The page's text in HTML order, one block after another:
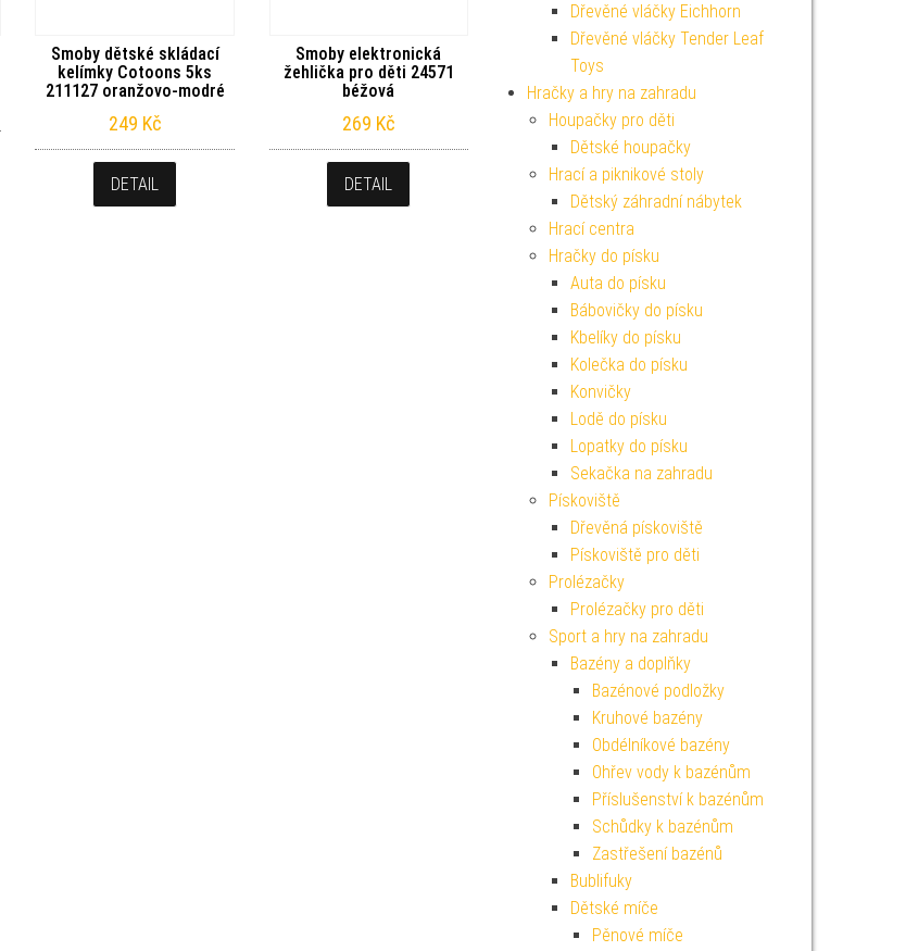
Smoby dětské skládací
kelímky Cotoons 5ks
211127 oranžovo-modré
249 Kč
DETAIL
Smoby elektronická
žehlička pro děti 24571
béžová
269 Kč
DETAIL
Dřevěné vláčky Eichhorn
Dřevěné vláčky Tender Leaf
Toys
Hračky a hry na zahradu
Houpačky pro děti
Dětské houpačky
Hrací a piknikové stoly
Dětský záhradní nábytek
Hrací centra
Hračky do písku
Auta do písku
Bábovičky do písku
Kbelíky do písku
Kolečka do písku
Konvičky
Lodě do písku
Lopatky do písku
Sekačka na zahradu
Pískoviště
Dřevěná pískoviště
Pískoviště pro děti
Prolézačky
Prolézačky pro děti
Sport a hry na zahradu
Bazény a doplňky
Bazénové podložky
Kruhové bazény
Obdélníkové bazény
Ohřev vody k bazénům
Příslušenství k bazénům
Schůdky k bazénům
Zastřešení bazénů
Bublifuky
Dětské míče
Pěnové míče